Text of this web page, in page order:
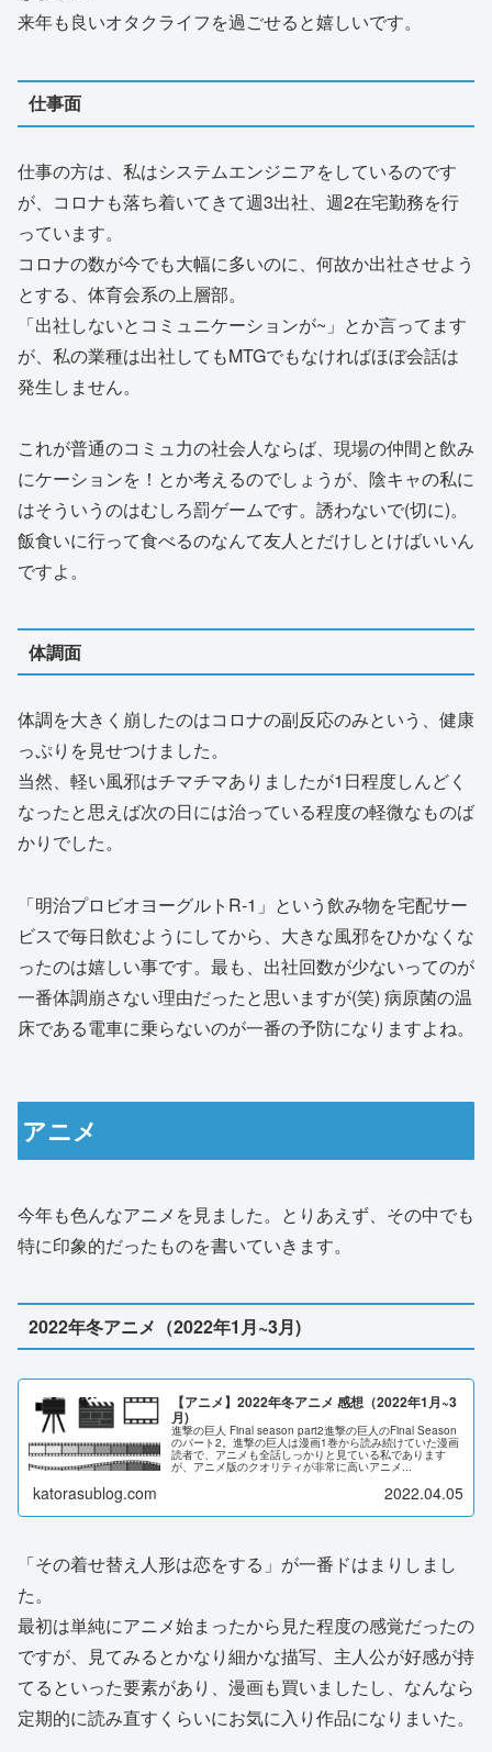
来年も良いオタクライフを過ごせると嬉しいです。
仕事面
仕事の方は、私はシステムエンジニアをしているのです
が、コロナも落ち着いてきて週3出社、週2在宅勤務を行
っています。
コロナの数が今でも大幅に多いのに、何故か出社させよう
とする、体育会系の上層部。
「出社しないとコミュニケーションが~」とか言ってます
が、私の業種は出社してもMTGでもなければほぼ会話は
発生しません。
これが普通のコミュ力の社会人ならば、現場の仲間と飲み
にケーションを！とか考えるのでしょうが、陰キャの私に
はそういうのはむしろ罰ゲームです。誘わないで(切に)。
飯食いに行って食べるのなんて友人とだけしとけばいいん
ですよ。
体調面
体調を大きく崩したのはコロナの副反応のみという、健康
っぷりを見せつけました。
当然、軽い風邪はチマチマありましたが1日程度しんどく
なったと思えば次の日には治っている程度の軽微なものば
かりでした。
「明治プロビオヨーグルトR-1」という飲み物を宅配サー
ビスで毎日飲むようにしてから、大きな風邪をひかなくな
ったのは嬉しい事です。最も、出社回数が少ないってのが
一番体調崩さない理由だったと思いますが(笑) 病原菌の温
床である電車に乗らないのが一番の予防になりますよね。
アニメ
今年も色んなアニメを見ました。とりあえず、その中でも
特に印象的だったものを書いていきます。
2022年冬アニメ（2022年1月~3月)
【アニメ】2022年冬アニメ 感想（2022年1月~3
月)
進撃の巨人 Final season part2進撃の巨人のFinal Season
のパート2。進撃の巨人は漫画1巻から読み続けていた漫画
読者で、アニメも全話しっかりと見ている私であります
が、アニメ版のクオリティが非常に高いアニメ...
katorasublog.com 2022.04.05
「その着せ替え人形は恋をする」が一番ドはまりしまし
た。
最初は単純にアニメ始まったから見た程度の感覚だったの
ですが、見てみるとかなり細かな描写、主人公が好感が持
てるといった要素があり、漫画も買いましたし、なんなら
定期的に読み直すくらいにお気に入り作品になりまいた。